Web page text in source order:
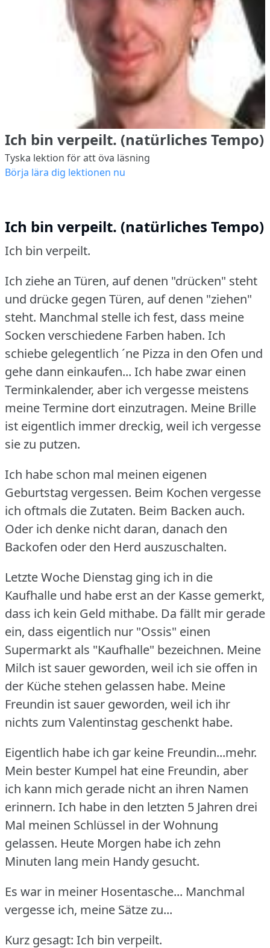
Ich bin verpeilt. (natürliches Tempo)
Tyska lektion för att öva läsning
Börja lära dig lektionen nu
Ich bin verpeilt. (natürliches Tempo)
Ich bin verpeilt.
Ich ziehe an Türen, auf denen "drücken" steht
und drücke gegen Türen, auf denen "ziehen"
steht. Manchmal stelle ich fest, dass meine
Socken verschiedene Farben haben. Ich
schiebe gelegentlich ´ne Pizza in den Ofen und
gehe dann einkaufen... Ich habe zwar einen
Terminkalender, aber ich vergesse meistens
meine Termine dort einzutragen. Meine Brille
ist eigentlich immer dreckig, weil ich vergesse
sie zu putzen.
Ich habe schon mal meinen eigenen
Geburtstag vergessen. Beim Kochen vergesse
ich oftmals die Zutaten. Beim Backen auch.
Oder ich denke nicht daran, danach den
Backofen oder den Herd auszuschalten.
Letzte Woche Dienstag ging ich in die
Kaufhalle und habe erst an der Kasse gemerkt,
dass ich kein Geld mithabe. Da fällt mir gerade
ein, dass eigentlich nur "Ossis" einen
Supermarkt als "Kaufhalle" bezeichnen. Meine
Milch ist sauer geworden, weil ich sie offen in
der Küche stehen gelassen habe. Meine
Freundin ist sauer geworden, weil ich ihr
nichts zum Valentinstag geschenkt habe.
Eigentlich habe ich gar keine Freundin...mehr.
Mein bester Kumpel hat eine Freundin, aber
ich kann mich gerade nicht an ihren Namen
erinnern. Ich habe in den letzten 5 Jahren drei
Mal meinen Schlüssel in der Wohnung
gelassen. Heute Morgen habe ich zehn
Minuten lang mein Handy gesucht.
Es war in meiner Hosentasche... Manchmal
vergesse ich, meine Sätze zu...
Kurz gesagt: Ich bin verpeilt.